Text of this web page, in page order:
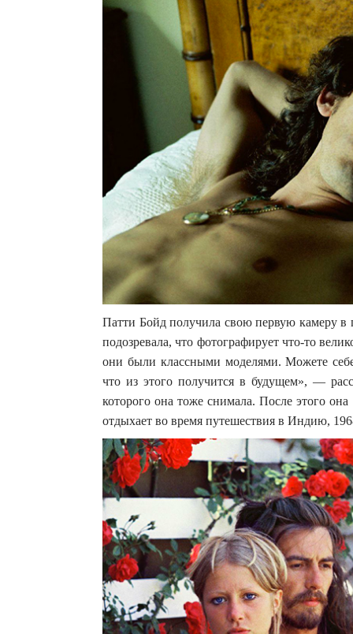
Патти Бойд получила свою первую камеру
подозревала, что фотографирует что-то
они были классными моделями. Можете
что из этого получится в будущем», —
которого она тоже снимала. После этого
отдыхает во время путешествия в Индию,